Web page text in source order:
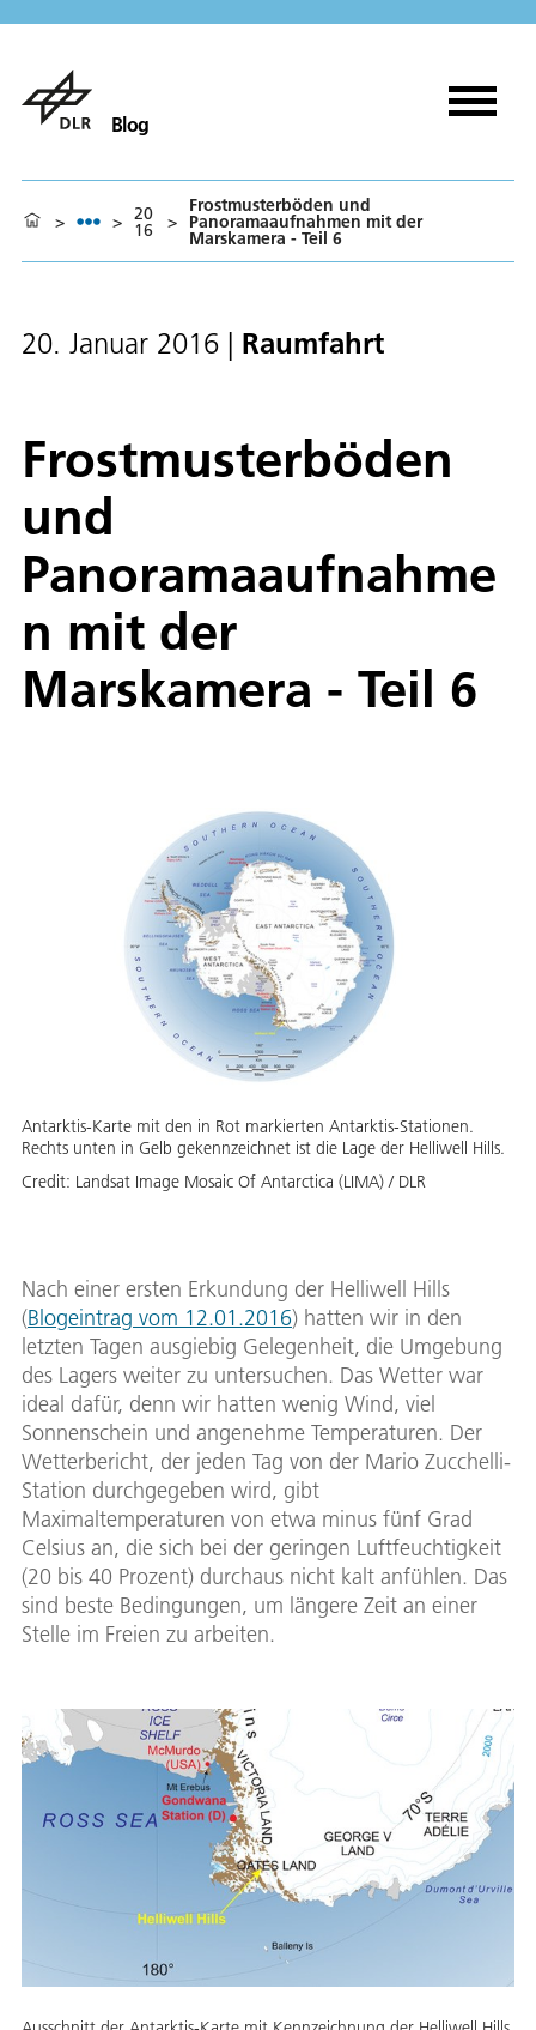
Blog
> > 20
16 >
Frostmusterböden und
Panoramaaufnahmen mit der
Marskamera - Teil 6
20. Januar 2016 | Raumfahrt
Frostmusterböden
und
Panoramaaufnahme
n mit der
Marskamera - Teil 6
Antarktis-Karte mit den in Rot markierten Antarktis-Stationen.
Rechts unten in Gelb gekennzeichnet ist die Lage der Helliwell Hills.
Credit: Landsat Image Mosaic Of Antarctica (LIMA) / DLR
Nach einer ersten Erkundung der Helliwell Hills
(Blogeintrag vom 12.01.2016) hatten wir in den
letzten Tagen ausgiebig Gelegenheit, die Umgebung
des Lagers weiter zu untersuchen. Das Wetter war
ideal dafür, denn wir hatten wenig Wind, viel
Sonnenschein und angenehme Temperaturen. Der
Wetterbericht, der jeden Tag von der Mario Zucchelli-
Station durchgegeben wird, gibt
Maximaltemperaturen von etwa minus fünf Grad
Celsius an, die sich bei der geringen Luftfeuchtigkeit
(20 bis 40 Prozent) durchaus nicht kalt anfühlen. Das
sind beste Bedingungen, um längere Zeit an einer
Stelle im Freien zu arbeiten.